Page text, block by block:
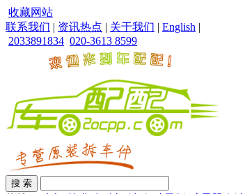
收藏网站
联系我们 | 资讯热点 | 关于我们 | English |
2033891834 020-3613 8599